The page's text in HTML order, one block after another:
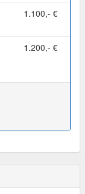
1.100,- €
1.200,- €